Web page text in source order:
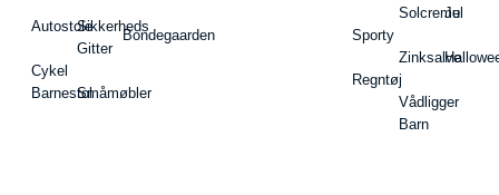
Autostole
Cykel
Barnestol
Sikkerheds
Gitter
Småmøbler
Bondegaarden Sporty
Regntøj
Solcreme
Zinksalve
Vådligger
Barn
Jul